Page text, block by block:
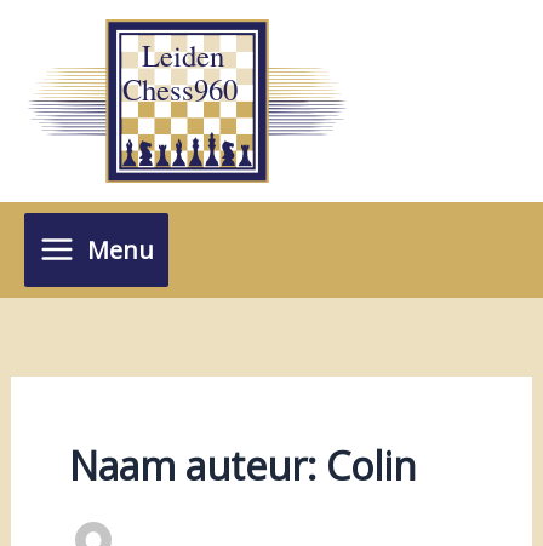
inhoud
Menu
Naam auteur: Colin